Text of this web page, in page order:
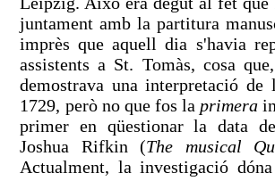
juntament amb la partitura
imprès que aquell dia s'havia
assistents a St. Tomàs, cosa
demostrava una interpretació de
1729, però no que fos la primera
primer en qüestionar la data
Joshua Rifkin (The musical
Actualment, la investigació